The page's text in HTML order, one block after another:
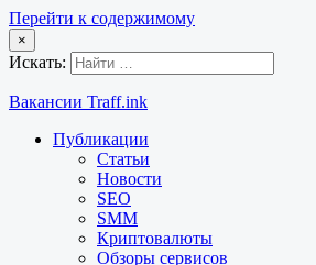
Перейти к содержимому
×
Искать:
Вакансии Traff.ink
Публикации
Статьи
Новости
SEO
SMM
Криптовалюты
Обзоры сервисов